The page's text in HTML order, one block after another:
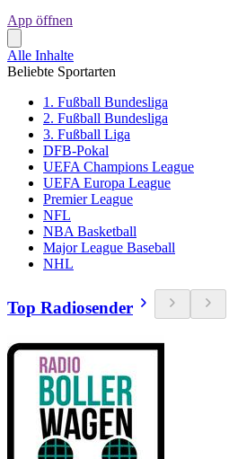
App öffnen
Alle Inhalte
Beliebte Sportarten
1. Fußball Bundesliga
2. Fußball Bundesliga
3. Fußball Liga
DFB-Pokal
UEFA Champions League
UEFA Europa League
Premier League
NFL
NBA Basketball
Major League Baseball
NHL
Top Radiosender